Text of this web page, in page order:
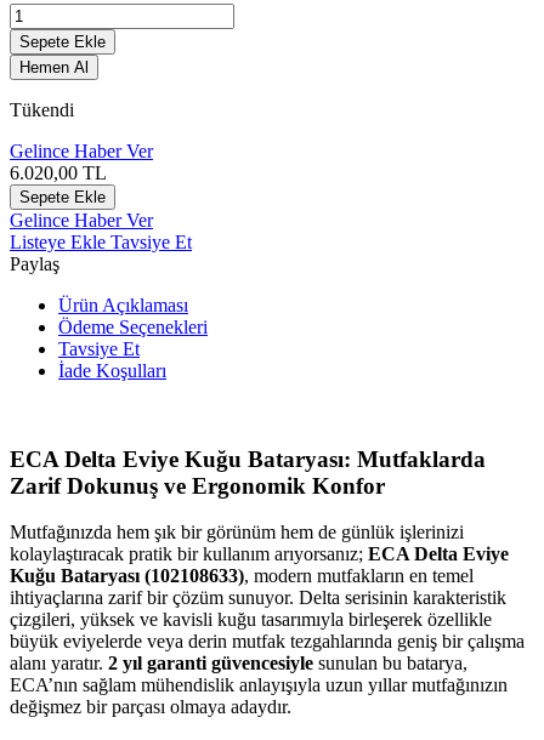
Sepete Ekle
Hemen Al
Tükendi
Gelince Haber Ver
6.020,00 TL
Sepete Ekle
Gelince Haber Ver
Listeye Ekle Tavsiye Et
Paylaş
Ürün Açıklaması
Ödeme Seçenekleri
Tavsiye Et
İade Koşulları
ECA Delta Eviye Kuğu Bataryası: Mutfaklarda
Zarif Dokunuş ve Ergonomik Konfor
Mutfağınızda hem şık bir görünüm hem de günlük işlerinizi
kolaylaştıracak pratik bir kullanım arıyorsanız; ECA Delta Eviye
Kuğu Bataryası (102108633), modern mutfakların en temel
ihtiyaçlarına zarif bir çözüm sunuyor. Delta serisinin karakteristik
çizgileri, yüksek ve kavisli kuğu tasarımıyla birleşerek özellikle
büyük eviyelerde veya derin mutfak tezgahlarında geniş bir çalışma
alanı yaratır. 2 yıl garanti güvencesiyle sunulan bu batarya,
ECA’nın sağlam mühendislik anlayışıyla uzun yıllar mutfağınızın
değişmez bir parçası olmaya adaydır.